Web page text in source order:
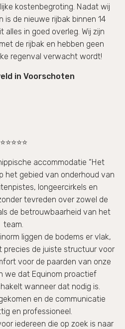
kostenbegroting. Nadat wij
is de nieuwe rijbak binnen 14
alles in goed overleg. Wij zijn
de rijbak en hebben geen
regenval verwacht wordt!
in Voorschoten
⭐⭐⭐⭐⭐
accommodatie “Het
het gebied van onderhoud van
longeercirkels en
tevreden over zowel de
de betrouwbaarheid van het
team.
liggen de bodems er vlak,
precies de juiste structuur voor
voor de paarden van onze
we dat Equinom proactief
wanneer dat nodig is.
en de communicatie
en professioneel.
iedereen die op zoek is naar